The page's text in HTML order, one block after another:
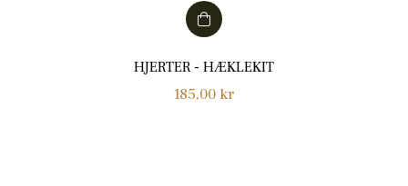
HJERTER - HÆKLEKIT
Normalpris
185,00 kr